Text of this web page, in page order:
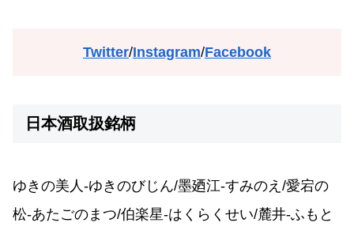
Twitter/Instagram/Facebook
日本酒取扱銘柄
ゆきの美人-ゆきのびじん/墨廼江-すみのえ/愛宕の
松-あたごのまつ/伯楽星-はくらくせい/麓井-ふもと